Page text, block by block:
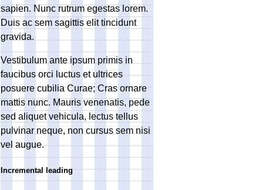
sapien. Nunc rutrum egestas lorem.
Duis ac sem sagittis elit tincidunt
gravida.
Vestibulum ante ipsum primis in
faucibus orci luctus et ultrices
posuere cubilia Curae; Cras ornare
mattis nunc. Mauris venenatis, pede
sed aliquet vehicula, lectus tellus
pulvinar neque, non cursus sem nisi
vel augue.
Incremental leading